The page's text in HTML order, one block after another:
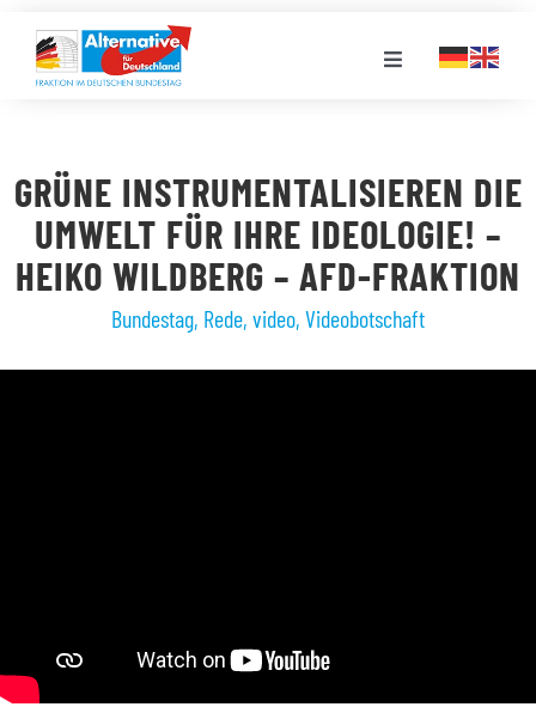
Inhalt
springen
Toggle
LANDESGRUPPEN
VERANSTALTUNGEN
PRESSE
GRÜNE INSTRUMENTALISIEREN DIE
UMWELT FÜR IHRE IDEOLOGIE! –
HEIKO WILDBERG – AFD-FRAKTION
Bundestag, Rede, video, Videobotschaft